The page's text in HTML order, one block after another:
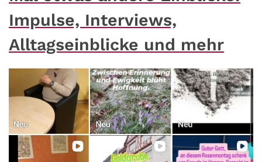
Impulse, Interviews,
Alltagseinblicke und mehr